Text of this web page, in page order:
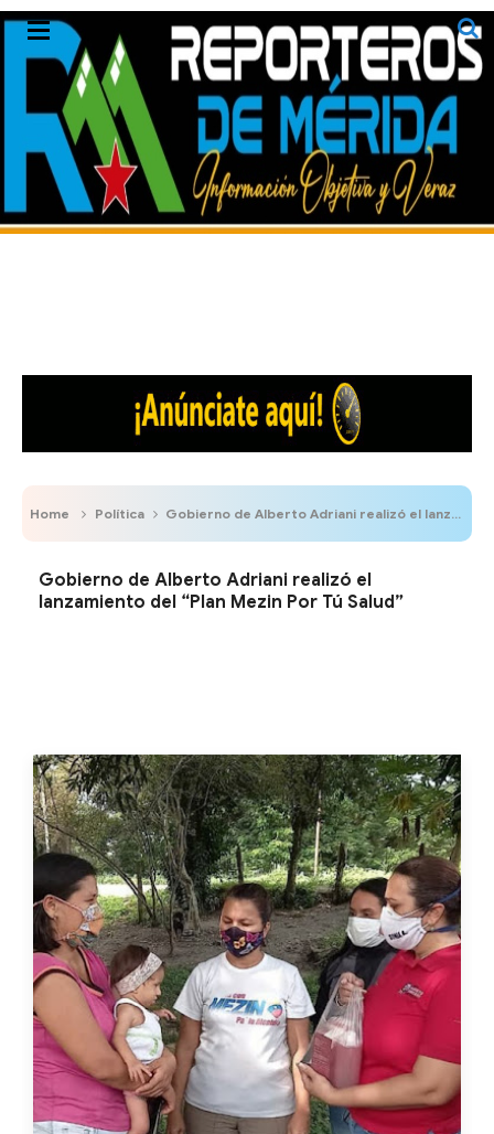
Home Política Gobierno de Alberto Adriani realizó el lanzamiento del “Plan Mezin Por Tú Salud”
Gobierno de Alberto Adriani realizó el
lanzamiento del “Plan Mezin Por Tú Salud”